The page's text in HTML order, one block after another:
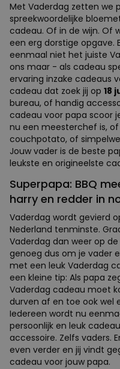
Met Vaderdag zetten we
spreekwoordelijke
cadeau. Of in de wijn. Of
een erg dorstige opgave.
eenmaal niet het juiste
ons maar - als cadeau
ervaring inzake cadeaus
cadeau dat zoek jij op 18
bureau, of handig
cadeau voor papa scoor
nu een meesterchef is,
couchpotato, of
Jouw vader is de beste
leukste en origineelste
Superpapa: BBQ
harry en redder in
Vaderdag wordt gevierd
Nederland tenminste.
Vaderdag dan weer op
genoeg dus om je vader
met een leuk Vaderdag
een kleine tip: Als papa
Vaderdag cadeau moet
durven af en toe ook wel
Iedereen wordt nu
persoonlijk en leuk
accessoire. Zelfs vaders.
even verder en jij vindt
cadeau voor jouw papa.